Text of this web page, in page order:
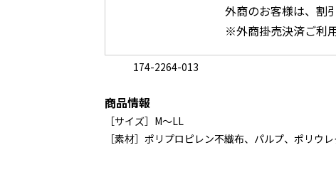
外商のお客様は、割
※外商掛売決済ご利
174-2264-013
商品情報
［サイズ］M～LL
［素材］ポリプロピレン不織布、パルプ、ポリウ